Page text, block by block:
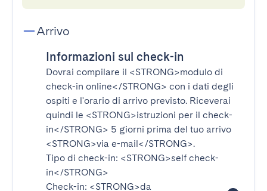
Arrivo
Informazioni sul check-in
Dovrai compilare il <STRONG>modulo di
check-in online</STRONG> con i dati degli
ospiti e l'orario di arrivo previsto. Riceverai
quindi le <STRONG>istruzioni per il check-
in</STRONG> 5 giorni prima del tuo arrivo
<STRONG>via e-mail</STRONG>.
Tipo di check-in: <STRONG>self check-
in</STRONG>
Check-in: <STRONG>da